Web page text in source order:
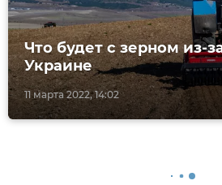
11 марта 2022, 14:02
Что будет с зерном из-
Украине